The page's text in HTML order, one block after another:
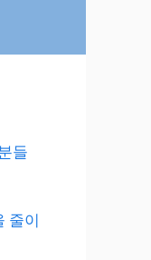
들
줄이